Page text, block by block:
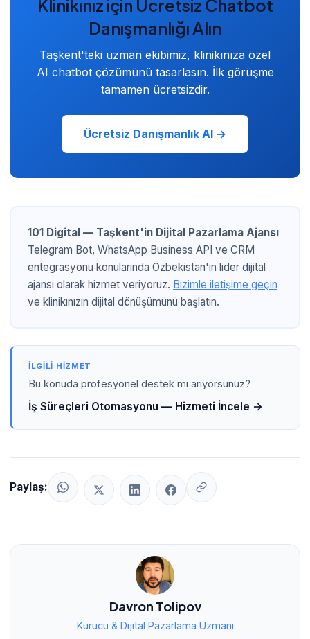
posta ile gönderilmektedir.
Klinikınız için Ücretsiz Chatbot
Danışmanlığı Alın
Taşkent'teki uzman ekibimiz, klinikınıza özel
AI chatbot çözümünü tasarlasın. İlk görüşme
tamamen ücretsizdir.
Ücretsiz Danışmanlık Al →
101 Digital — Taşkent'in Dijital Pazarlama Ajansı
Telegram Bot, WhatsApp Business API ve CRM
entegrasyonu konularında Özbekistan'ın lider dijital
ajansı olarak hizmet veriyoruz. Bizimle iletişime geçin
ve klinikınızın dijital dönüşümünü başlatın.
İLGILI HIZMET
Bu konuda profesyonel destek mi arıyorsunuz?
İş Süreçleri Otomasyonu — Hizmeti İncele →
Paylaş:
Davron Tolipov
Kurucu & Dijital Pazarlama Uzmanı